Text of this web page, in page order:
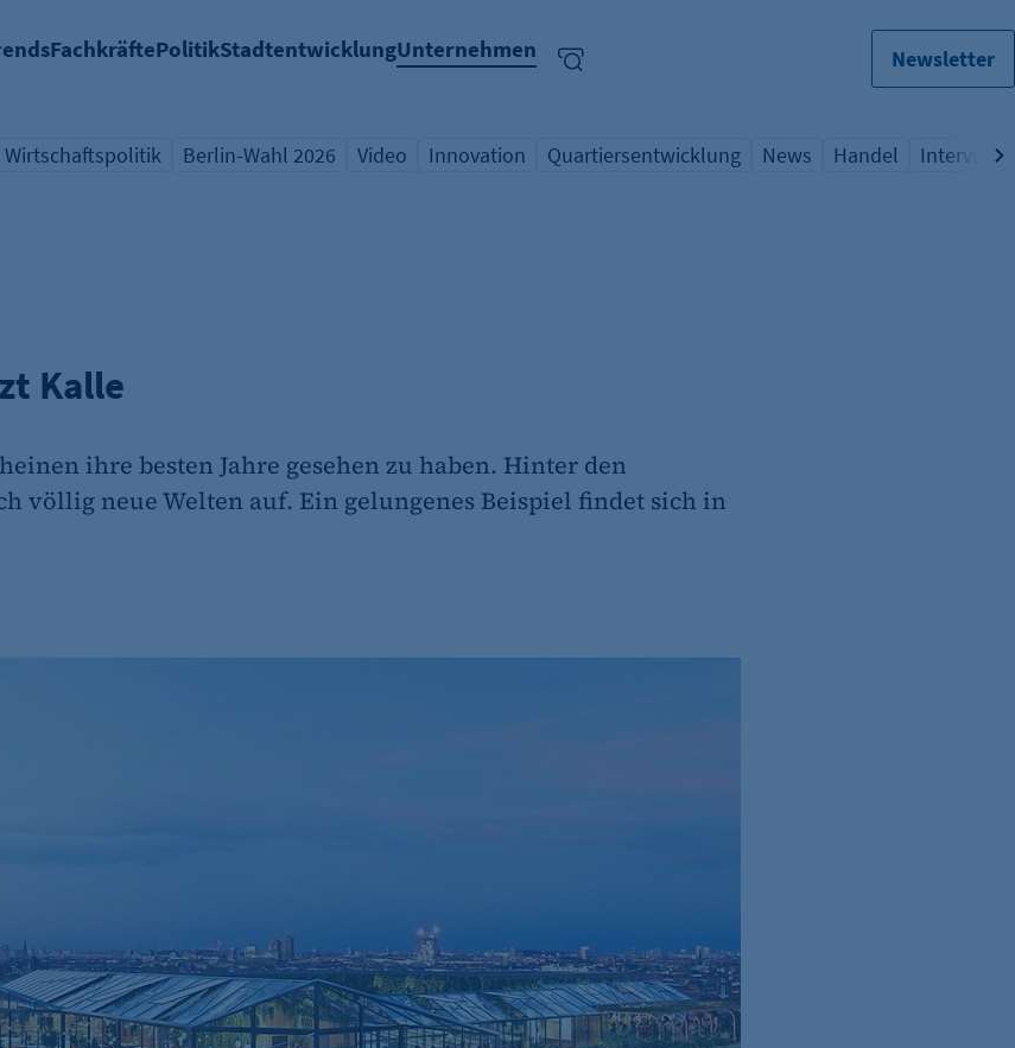
FachkräftePolitikStadtentwicklungUnternehmen Newsletter
Übersicht Schlagwort
Wirtschaftspolitik
Übersicht Schlagwort
Berlin-Wahl 2026
Übersicht Schlagwort
Video
Übersicht Schlagwort
Innovation
Übersicht Schlagwort
Quartiersentwicklung
Übersicht Schlagwort
News
Übersicht
Handel
Übersicht
Interview
Kalle
ihre besten Jahre gesehen zu haben. Hinter den
völlig neue Welten auf. Ein gelungenes Beispiel findet sich in